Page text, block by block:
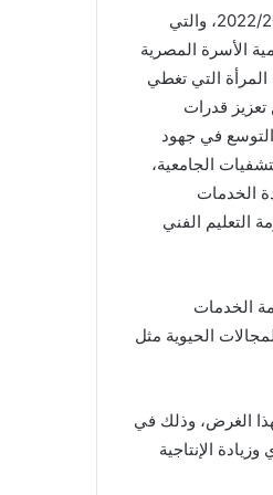
كما اطلع السيد الرئيس على أهم الأهداف الاستراتيجية لخطة التنمية المستدامة للعام المالي 2022/2021، والتي
الأسرة المصرية
التي تغطي
تعزيز قدرات
في جهود
الجامعية،
الخدمات
التعليم الفني
الخدمات
الحيوية مثل
الغرض، وذلك في
الإنتاجية